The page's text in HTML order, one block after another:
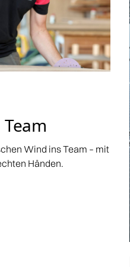
Wind ins Team – mit
Händen.